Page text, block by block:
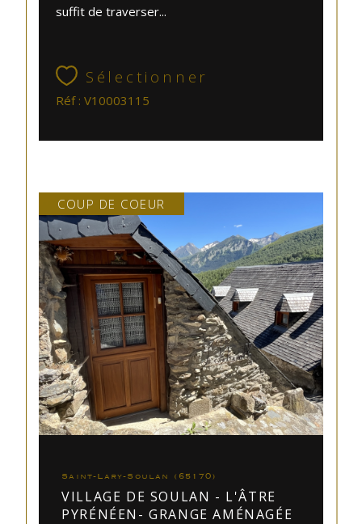
suffit de traverser...
Sélectionner
Réf : V10003115
Saint-Lary-Soulan (65170)
VILLAGE DE SOULAN - L'ÂTRE
PYRÉNÉEN- GRANGE AMÉNAGÉE
COUP DE COEUR